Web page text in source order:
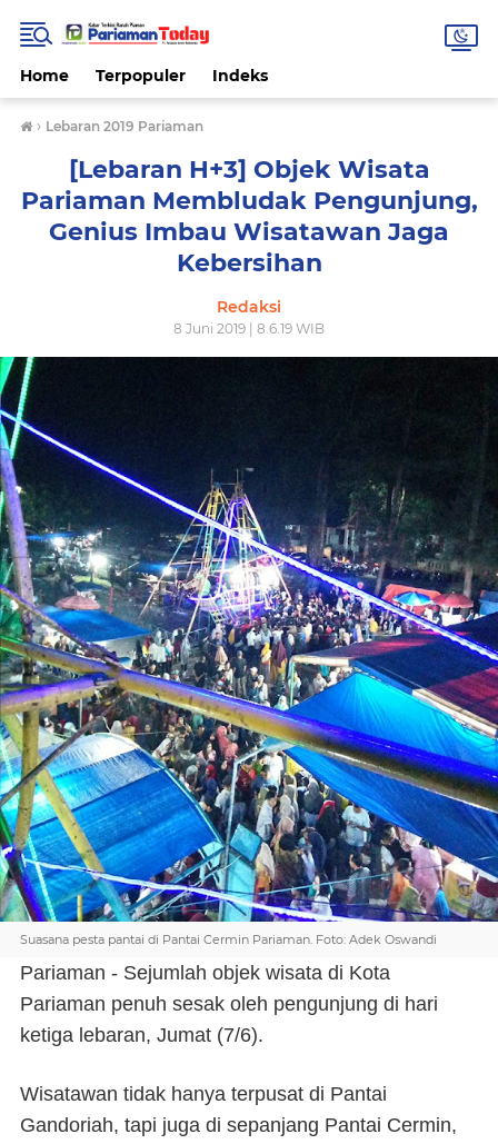
Home Terpopuler Indeks
› Lebaran 2019 Pariaman
[Lebaran H+3] Objek Wisata
Pariaman Membludak Pengunjung,
Genius Imbau Wisatawan Jaga
Kebersihan
Redaksi
8 Juni 2019 | 8.6.19 WIB
Suasana pesta pantai di Pantai Cermin Pariaman. Foto: Adek Oswandi
Pariaman - Sejumlah objek wisata di Kota
Pariaman penuh sesak oleh pengunjung di hari
ketiga lebaran, Jumat (7/6).
Wisatawan tidak hanya terpusat di Pantai
Gandoriah, tapi juga di sepanjang Pantai Cermin,